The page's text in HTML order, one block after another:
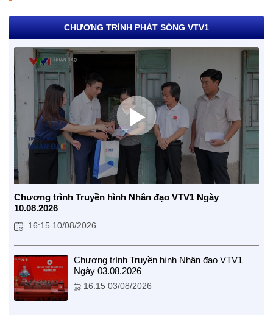
TRÁCH NHIỆM CỘNG ĐỒNG
Doanh nghiệp - Doanh nhân
Mô hình tiêu biểu
CUỘC SỐNG TƯƠI ĐẸP
Nối trọn yêu thương VTV1
CHƯƠNG TRÌNH PHÁT SÓNG VTV1
Chương trình Truyền hình Nhân đạo VTV1 Ngày
10.08.2026
16:15 10/08/2026
Chương trình Truyền hình Nhân đạo VTV1
Ngày 03.08.2026
16:15 03/08/2026